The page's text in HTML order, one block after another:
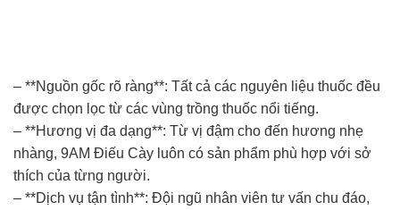
– **Nguồn gốc rõ ràng**: Tất cả các nguyên liệu thuốc đều
được chọn lọc từ các vùng trồng thuốc nổi tiếng.
– **Hương vị đa dạng**: Từ vị đậm cho đến hương nhẹ
nhàng, 9AM Điếu Cày luôn có sản phẩm phù hợp với sở
thích của từng người.
– **Dịch vụ tận tình**: Đội ngũ nhân viên tư vấn chu đáo,